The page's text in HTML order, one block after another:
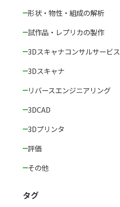
形状・物性・組成の解析
試作品・レプリカの製作
3Dスキャナコンサルサービス
3Dスキャナ
リバースエンジニアリング
3DCAD
3Dプリンタ
評価
その他
タグ